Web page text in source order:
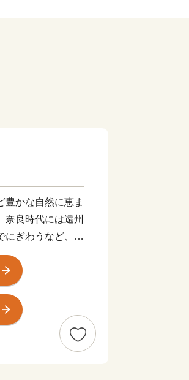
豊かな自然に恵ま
奈良時代には遠州
にぎわうなど、古
、Jリーグ「ジ
）」の本拠地で
す。